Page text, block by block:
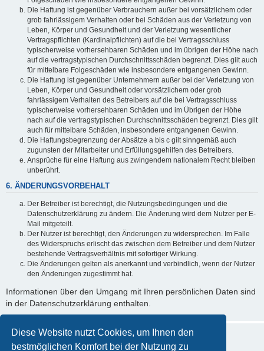
Diese Website nutzt Cookies, um Ihnen den
bestmöglichen Komfort bei der Nutzung zu
Die Haftung ist gegenüber Verbrauchern außer bei vorsätzlichem oder
grob fahrlässigem Verhalten oder bei Schäden aus der Verletzung von
Leben, Körper und Gesundheit und der Verletzung wesentlicher
Vertragspflichten (Kardinalpflichten) auf die bei Vertragsschluss
typischerweise vorhersehbaren Schäden und im übrigen der Höhe nach
auf die vertragstypischen Durchschnittsschäden begrenzt. Dies gilt auch
für mittelbare Folgeschäden wie insbesondere entgangenen Gewinn.
Die Haftung ist gegenüber Unternehmern außer bei der Verletzung von
Leben, Körper und Gesundheit oder vorsätzlichem oder grob
fahrlässigem Verhalten des Betreibers auf die bei Vertragsschluss
typischerweise vorhersehbaren Schäden und im Übrigen der Höhe
nach auf die vertragstypischen Durchschnittsschäden begrenzt. Dies gilt
auch für mittelbare Schäden, insbesondere entgangenen Gewinn.
Die Haftungsbegrenzung der Absätze a bis c gilt sinngemäß auch
zugunsten der Mitarbeiter und Erfüllungsgehilfen des Betreibers.
Ansprüche für eine Haftung aus zwingendem nationalem Recht bleiben
unberührt.
6. ÄNDERUNGSVORBEHALT
Der Betreiber ist berechtigt, die Nutzungsbedingungen und die
Datenschutzerklärung zu ändern. Die Änderung wird dem Nutzer per E-
Mail mitgeteilt.
Der Nutzer ist berechtigt, den Änderungen zu widersprechen. Im Falle
des Widerspruchs erlischt das zwischen dem Betreiber und dem Nutzer
bestehende Vertragsverhältnis mit sofortiger Wirkung.
Die Änderungen gelten als anerkannt und verbindlich, wenn der Nutzer
den Änderungen zugestimmt hat.
Informationen über den Umgang mit Ihren persönlichen Daten sind
in der Datenschutzerklärung enthalten.